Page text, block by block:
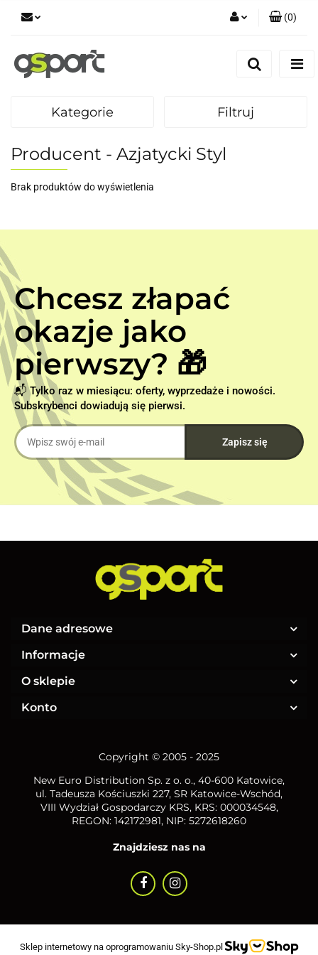
Zgody cookies
(0)
Kategorie Filtruj
Producent - Azjatycki Styl
Brak produktów do wyświetlenia
Chcesz złapać
okazje jako
pierwszy? 🎁
📬 Tylko raz w miesiącu: oferty, wyprzedaże i nowości.
Subskrybenci dowiadują się pierwsi.
Dane adresowe
Informacje
O sklepie
Konto
Copyright © 2005 - 2025
New Euro Distribution Sp. z o. o., 40-600 Katowice,
ul. Tadeusza Kościuszki 227, SR Katowice-Wschód,
VIII Wydział Gospodarczy KRS, KRS: 000034548,
REGON: 142172981, NIP: 5272618260
Znajdziesz nas na
Sklep internetowy na oprogramowaniu Sky-Shop.pl